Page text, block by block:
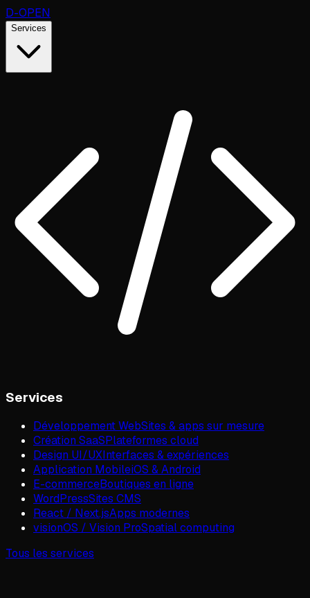
D-OPEN
Services
Services
Développement WebSites & apps sur mesure
Création SaaSPlateformes cloud
Design UI/UXInterfaces & expériences
Application MobileiOS & Android
E-commerceBoutiques en ligne
WordPressSites CMS
React / Next.jsApps modernes
visionOS / Vision ProSpatial computing
Tous les services